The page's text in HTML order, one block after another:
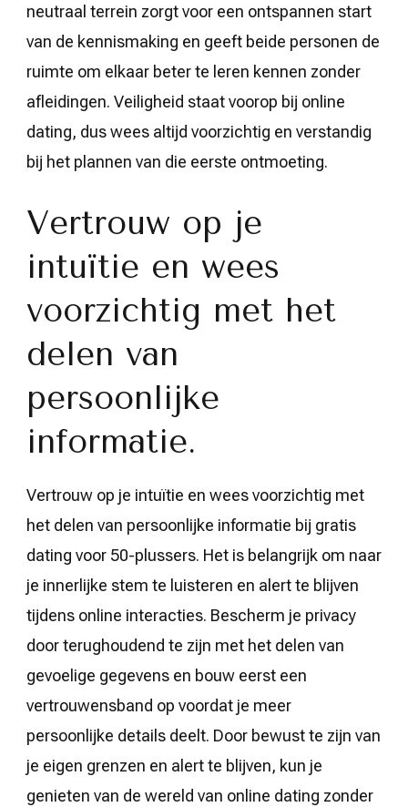
neutraal terrein zorgt voor een ontspannen start
van de kennismaking en geeft beide personen de
ruimte om elkaar beter te leren kennen zonder
afleidingen. Veiligheid staat voorop bij online
dating, dus wees altijd voorzichtig en verstandig
bij het plannen van die eerste ontmoeting.
Vertrouw op je
intuïtie en wees
voorzichtig met het
delen van
persoonlijke
informatie.
Vertrouw op je intuïtie en wees voorzichtig met
het delen van persoonlijke informatie bij gratis
dating voor 50-plussers. Het is belangrijk om naar
je innerlijke stem te luisteren en alert te blijven
tijdens online interacties. Bescherm je privacy
door terughoudend te zijn met het delen van
gevoelige gegevens en bouw eerst een
vertrouwensband op voordat je meer
persoonlijke details deelt. Door bewust te zijn van
je eigen grenzen en alert te blijven, kun je
genieten van de wereld van online dating zonder